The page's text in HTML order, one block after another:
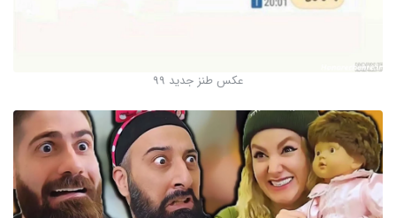
عکس طنز جدید 99